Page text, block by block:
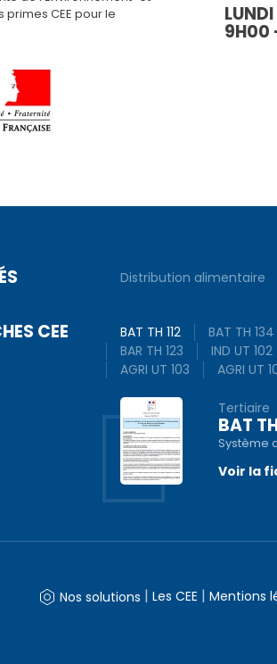
CEE pour le
9H00
Distribution alimentaire
CEE BAT TH 112 BAT TH 134
BAR TH 123
IND UT 102
AGRI UT 103
AGRI UT
Tertiaire
BAT
Système
Voir la
Nos solutions | Les CEE | Mentions